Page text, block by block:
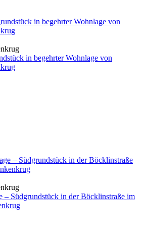
in begehrter Wohnlage von
– Südgrundstück in der Böcklinstraße im